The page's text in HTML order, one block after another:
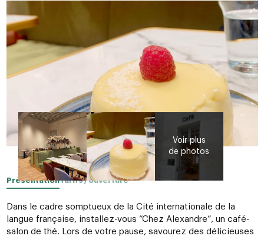
PrésentationTarifs / ouverture
Dans le cadre somptueux de la Cité internationale de la
langue française, installez-vous “Chez Alexandre”, un café-
salon de thé. Lors de votre pause, savourez des délicieuses